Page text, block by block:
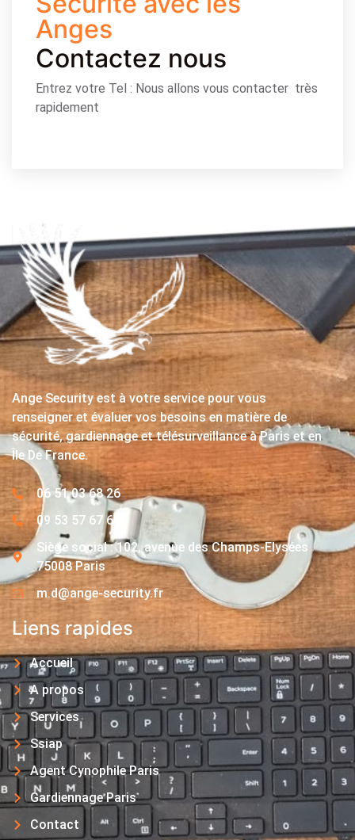
Anges
Contactez nous
Entrez votre Tel : Nous allons vous contacter très
rapidement
Ange Security est à votre service pour vous
renseigner et évaluer vos besoins en matière de
sécurité, gardiennage et télésurveillance à Paris et en
Île De France.
06 51 03 68 26
09 53 57 67 63
Siège social : 102, avenue des Champs-Elysées
75008 Paris
m.d@ange-security.fr
Liens rapides
Accueil
A propos
Services
Ssiap
Agent Cynophile Paris
Gardiennage Paris
Contact